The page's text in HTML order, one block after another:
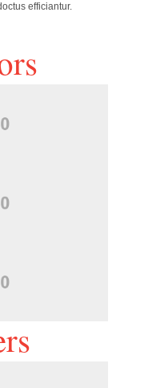
efficiantur.